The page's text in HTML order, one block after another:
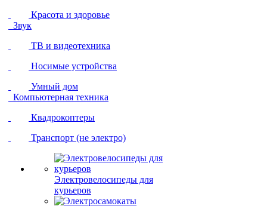
Красота и здоровье
Звук
ТВ и видеотехника
Носимые устройства
Умный дом
Компьютерная техника
Квадрокоптеры
Транспорт (не электро)
Электровелосипеды для
курьеров